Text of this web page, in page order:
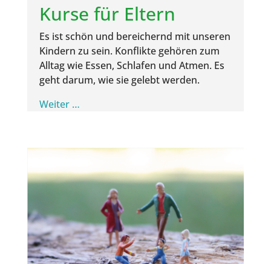
Kur­se für Eltern
Es ist schön und berei­chernd mit unse­ren
Kin­dern zu sein. Kon­flik­te gehö­ren zum
All­tag wie Essen, Schla­fen und Atmen. Es
geht dar­um, wie sie gelebt werden.
Wei­ter …